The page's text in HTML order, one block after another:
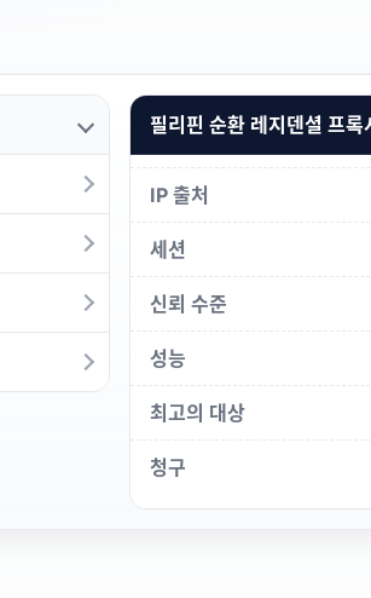
필리핀 순환 레지덴셜 프록
IP 출처
세션
신뢰 수준
성능
최고의 대상
청구